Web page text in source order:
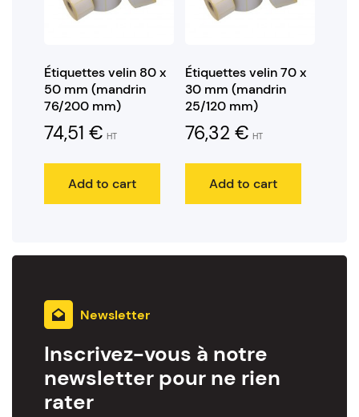
Étiquettes velin 80 x
50 mm (mandrin
76/200 mm)
74,51 € HT
Add to cart
Étiquettes velin 70 x
30 mm (mandrin
25/120 mm)
76,32 € HT
Add to cart
Newsletter
Inscrivez-vous à notre
newsletter pour ne rien
rater